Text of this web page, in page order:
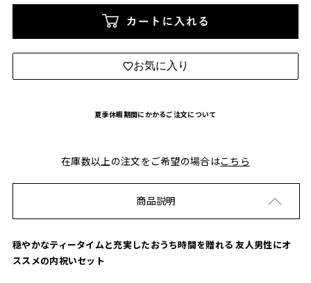
カートに入れる
お気に入り
夏季休暇期間にかかるご注文について
在庫数以上の注文をご希望の場合はこちら
商品説明
穏やかなティータイムと充実したおうち時間を贈れる 友人男性にオ
ススメの内祝いセット